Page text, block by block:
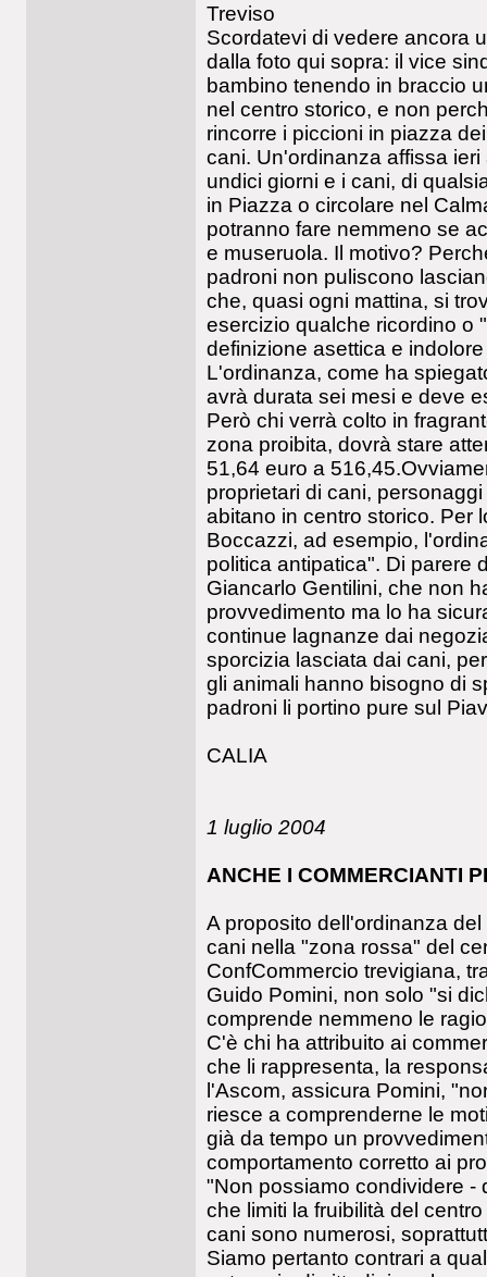
Treviso
Scordatevi di vedere ancora
dalla foto qui sopra: il vice
bambino tenendo in braccio
nel centro storico, e non
rincorre i piccioni in piazza
cani. Un'ordinanza affissa
undici giorni e i cani, di
in Piazza o circolare nel
potranno fare nemmeno se
e museruola. Il motivo?
padroni non puliscono
che, quasi ogni mattina, si
esercizio qualche ricordino o
definizione asettica e
L'ordinanza, come ha
avrà durata sei mesi e deve
Però chi verrà colto in
zona proibita, dovrà stare
51,64 euro a
proprietari di cani,
abitano in centro storico. Per
Boccazzi, ad esempio,
politica antipatica". Di parere
Giancarlo Gentilini, che non
provvedimento ma lo ha
continue lagnanze dai
sporcizia lasciata dai cani,
gli animali hanno bisogno di
padroni li portino pure sul
CALIA
1 luglio 2004
ANCHE I COMMERCIANTI
A proposito dell'ordinanza
cani nella "zona rossa" del
ConfCommercio trevigiana,
Guido Pomini, non solo "si
comprende nemmeno le
C'è chi ha attribuito ai
che li rappresenta, la
l'Ascom, assicura Pomini,
riesce a comprenderne le
già da tempo un
comportamento corretto ai
"Non possiamo condividere -
che limiti la fruibilità del
cani sono numerosi,
Siamo pertanto contrari a